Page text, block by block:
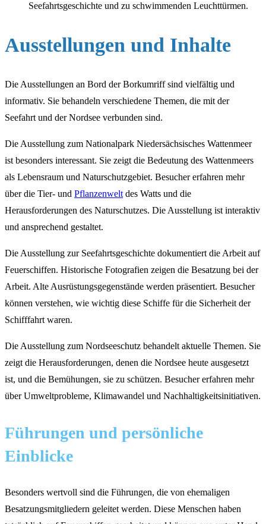
Seefahrtsgeschichte und zu schwimmenden Leuchttürmen.
Ausstellungen und Inhalte
Die Ausstellungen an Bord der Borkumriff sind vielfältig und
informativ. Sie behandeln verschiedene Themen, die mit der
Seefahrt und der Nordsee verbunden sind.
Die Ausstellung zum Nationalpark Niedersächsisches Wattenmeer
ist besonders interessant. Sie zeigt die Bedeutung des Wattenmeers
als Lebensraum und Naturschutzgebiet. Besucher erfahren mehr
über die Tier- und Pflanzenwelt des Watts und die
Herausforderungen des Naturschutzes. Die Ausstellung ist interaktiv
und ansprechend gestaltet.
Die Ausstellung zur Seefahrtsgeschichte dokumentiert die Arbeit auf
Feuerschiffen. Historische Fotografien zeigen die Besatzung bei der
Arbeit. Alte Ausrüstungsgegenstände werden präsentiert. Besucher
können verstehen, wie wichtig diese Schiffe für die Sicherheit der
Schifffahrt waren.
Die Ausstellung zum Nordseeschutz behandelt aktuelle Themen. Sie
zeigt die Herausforderungen, denen die Nordsee heute ausgesetzt
ist, und die Bemühungen, sie zu schützen. Besucher erfahren mehr
über Umweltprobleme, Klimawandel und Nachhaltigkeitsinitiativen.
Führungen und persönliche
Einblicke
Besonders wertvoll sind die Führungen, die von ehemaligen
Besatzungsmitgliedern geleitet werden. Diese Menschen haben